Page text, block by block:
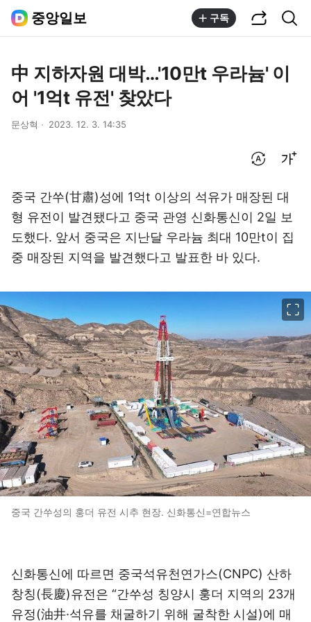
중앙일보 구독
中 지하자원 대박…'10만t 우라늄' 이
어 '1억t 유전' 찾았다
문상혁 2023. 12. 3. 14:35
중국 간쑤(甘肅)성에 1억t 이상의 석유가 매장된 대
형 유전이 발견됐다고 중국 관영 신화통신이 2일 보
도했다. 앞서 중국은 지난달 우라늄 최대 10만t이 집
중 매장된 지역을 발견했다고 발표한 바 있다.
중국 간쑤성의 훙더 유전 시추 현장. 신화통신=연합뉴스
신화통신에 따르면 중국석유천연가스(CNPC) 산하
창칭(長慶)유전은 “간쑤성 칭양시 훙더 지역의 23개
유정(油井·석유를 채굴하기 위해 굴착한 시설)에 매